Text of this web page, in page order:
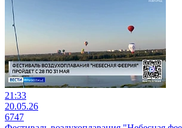
21:33
20.05.26
6747